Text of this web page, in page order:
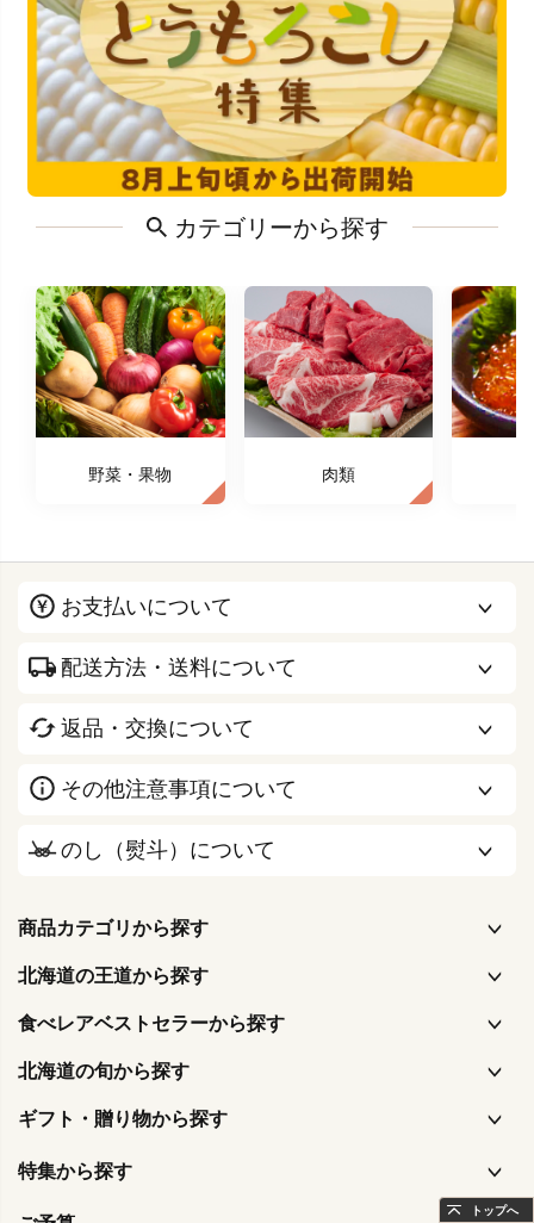
カテゴリーから探す
野菜・果物 肉類
お支払いについて
配送方法・送料について
返品・交換について
その他注意事項について
のし（熨斗）について
商品カテゴリから探す
北海道の王道から探す
食べレアベストセラーから探す
北海道の旬から探す
ギフト・贈り物から探す
特集から探す
トップへ